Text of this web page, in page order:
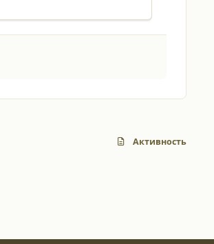
Активность